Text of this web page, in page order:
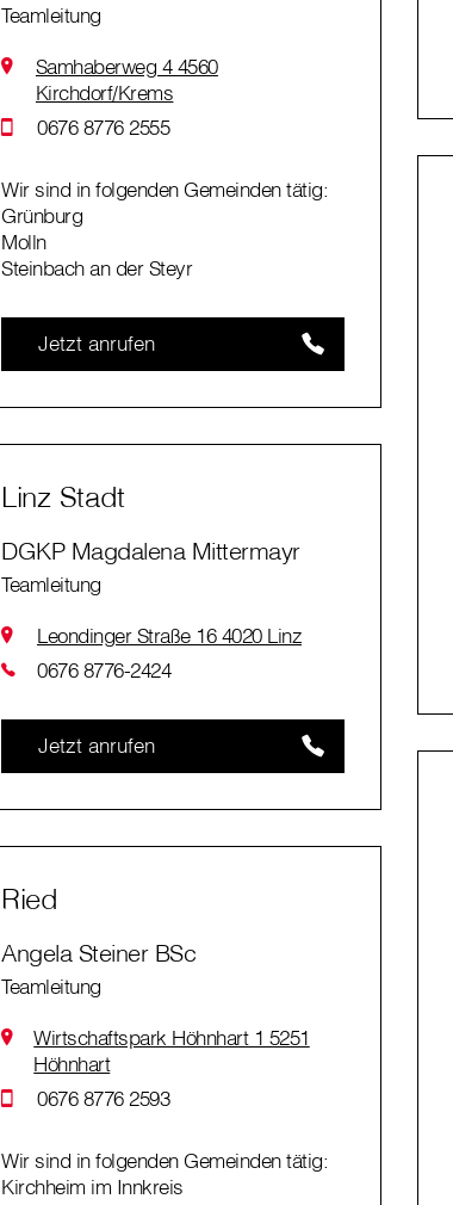
Teamleitung
Samhaberweg 4 4560
Kirchdorf/Krems
0676 8776 2555
Wir sind in folgenden Gemeinden tätig:
Grünburg
Molln
Steinbach an der Steyr
Jetzt anrufen
Linz Stadt
DGKP Magdalena Mittermayr
Teamleitung
Leondinger Straße 16 4020 Linz
0676 8776-2424
Jetzt anrufen
Ried
Angela Steiner BSc
Teamleitung
Wirtschaftspark Höhnhart 1 5251
Höhnhart
0676 8776 2593
Wir sind in folgenden Gemeinden tätig:
Kirchheim im Innkreis